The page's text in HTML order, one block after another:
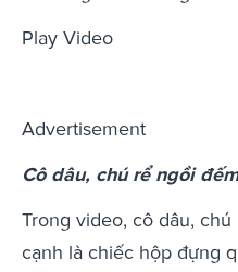
Play Video
Advertisement
Cô dâu, chú rể ngồi
Trong video, cô dâu,
cạnh là chiếc hộp đựng